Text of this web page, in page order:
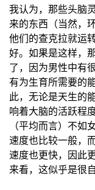
我认为，那些头脑
来的东西（当然，
他们的查克拉就运
好。如果是这样，
了，因为男性中有
有为生育所需要的
此，无论是天生的
响着大脑的活跃程
（平均而言）不如
速度也比较一般，
速度也更快，因此
来看，这似乎是很